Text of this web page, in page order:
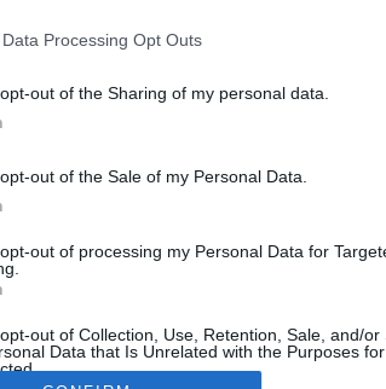
Processing Opt Outs
out of the Sharing of my personal data.
out of the Sale of my Personal Data.
out of processing my Personal Data for
out of Collection, Use, Retention, Sale, and/or
Data that Is Unrelated with the Purposes